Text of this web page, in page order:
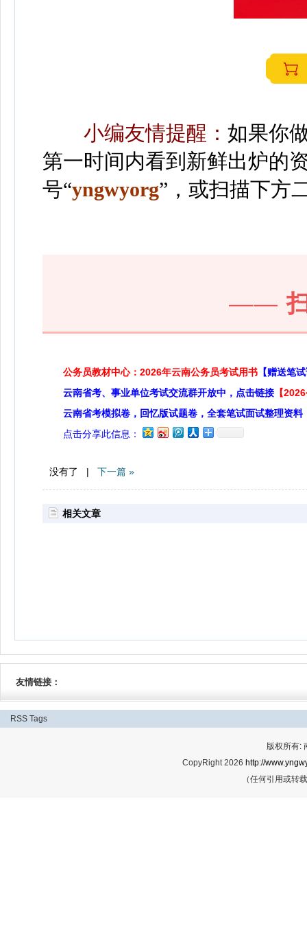
小编友情提醒： 如果你
第一时间内看到新鲜出炉的
号“yngwyorg” ，或扫描下方
——
公务员教材中心：2026年云南公务员考试用书 【赠送笔
云南省考、事业单位考试交流群开放中，点击链接 【
云南省考模拟卷，回忆版试题卷，全套笔试面试整理资料
点击分享此信息：
没有了 | 下一篇 »
相关文章
友情链接：
RSS Tags
版权所有:
CopyRight 2026 http://
（任何引用或转